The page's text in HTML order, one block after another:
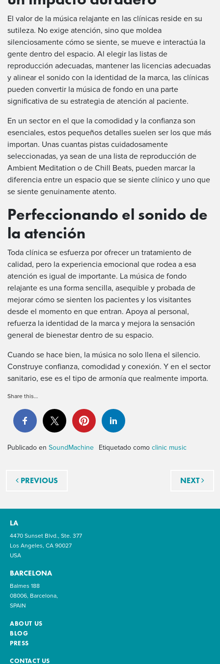
El valor de la música relajante en las clínicas reside en su
sutileza. No exige atención, sino que moldea
silenciosamente cómo se siente, se mueve e interactúa la
gente dentro del espacio. Al elegir las listas de
reproducción adecuadas, mantener las licencias adecuadas
y alinear el sonido con la identidad de la marca, las clínicas
pueden convertir la música de fondo en una parte
significativa de su estrategia de atención al paciente.
En un sector en el que la comodidad y la confianza son
esenciales, estos pequeños detalles suelen ser los que más
importan. Unas cuantas pistas cuidadosamente
seleccionadas, ya sean de una lista de reproducción de
Ambient Meditation o de Chill Beats, pueden marcar la
diferencia entre un espacio que se siente clínico y uno que
se siente genuinamente atento.
Perfeccionando el sonido de
la atención
Toda clínica se esfuerza por ofrecer un tratamiento de
calidad, pero la experiencia emocional que rodea a esa
atención es igual de importante. La música de fondo
relajante es una forma sencilla, asequible y probada de
mejorar cómo se sienten los pacientes y los visitantes
desde el momento en que entran. Apoya al personal,
refuerza la identidad de la marca y mejora la sensación
general de bienestar dentro de su espacio.
Cuando se hace bien, la música no solo llena el silencio.
Construye confianza, comodidad y conexión. Y en el sector
sanitario, ese es el tipo de armonía que realmente importa.
Share this…
Publicado en SoundMachine Etiquetado como clinic music
Navegación de entradas
PREVIOUS NEXT
LA
4470 Sunset Blvd., Ste. 377
Los Angeles, CA 90027
USA
BARCELONA
Balmes 188
08006, Barcelona,
SPAIN
ABOUT US
BLOG
PRESS
CONTACT US